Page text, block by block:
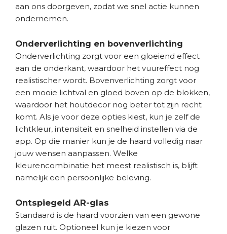
aan ons doorgeven, zodat we snel actie kunnen
ondernemen.
Onderverlichting en bovenverlichting
Onderverlichting zorgt voor een gloeiend effect
aan de onderkant, waardoor het vuureffect nog
realistischer wordt. Bovenverlichting zorgt voor
een mooie lichtval en gloed boven op de blokken,
waardoor het houtdecor nog beter tot zijn recht
komt. Als je voor deze opties kiest, kun je zelf de
lichtkleur, intensiteit en snelheid instellen via de
app. Op die manier kun je de haard volledig naar
jouw wensen aanpassen. Welke
kleurencombinatie het meest realistisch is, blijft
namelijk een persoonlijke beleving.
Ontspiegeld AR-glas
Standaard is de haard voorzien van een gewone
glazen ruit. Optioneel kun je kiezen voor